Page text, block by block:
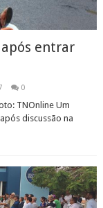
entrar
0
TNOnline Um
discussão na